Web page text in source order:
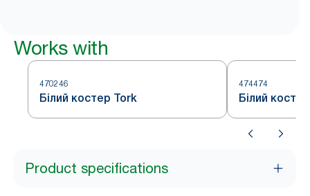
Works with
470246
Білий костер Tork
474474
Білий
Product specifications